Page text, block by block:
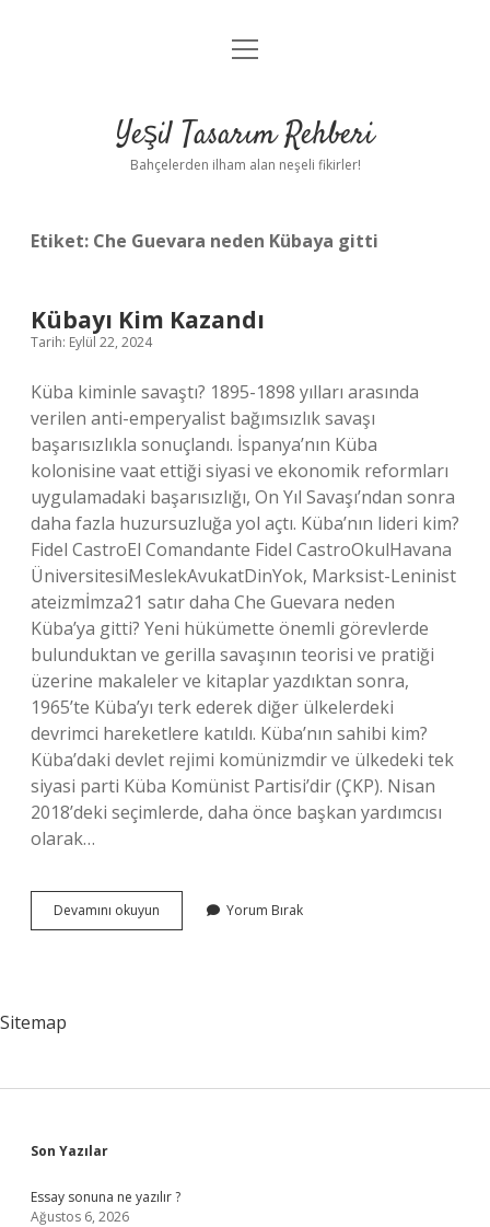
Anasayfa
Yasal Uyarı
menüyü
Yeşil Tasarım Rehberi
Bahçelerden ilham alan neşeli fikirler!
Etiket: Che Guevara neden Kübaya gitti
Kübayı Kim Kazandı
Tarih: Eylül 22, 2024
Küba kiminle savaştı? 1895-1898 yılları arasında
verilen anti-emperyalist bağımsızlık savaşı
başarısızlıkla sonuçlandı. İspanya’nın Küba
kolonisine vaat ettiği siyasi ve ekonomik reformları
uygulamadaki başarısızlığı, On Yıl Savaşı’ndan sonra
daha fazla huzursuzluğa yol açtı. Küba’nın lideri kim?
Fidel CastroEl Comandante Fidel CastroOkulHavana
ÜniversitesiMeslekAvukatDinYok, Marksist-Leninist
ateizmİmza21 satır daha Che Guevara neden
Küba’ya gitti? Yeni hükümette önemli görevlerde
bulunduktan ve gerilla savaşının teorisi ve pratiği
üzerine makaleler ve kitaplar yazdıktan sonra,
1965’te Küba’yı terk ederek diğer ülkelerdeki
devrimci hareketlere katıldı. Küba’nın sahibi kim?
Küba’daki devlet rejimi komünizmdir ve ülkedeki tek
siyasi parti Küba Komünist Partisi’dir (ÇKP). Nisan
2018’deki seçimlerde, daha önce başkan yardımcısı
olarak…
Devamını okuyun
Kim
Yorum Bırak
Sitemap
Sidebar
Son Yazılar
Essay sonuna ne yazılır ?
Ağustos 6, 2026